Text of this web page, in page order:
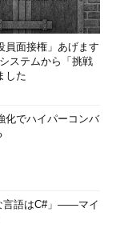
員面接権」あげます
ステムから「挑戦
した
化でハイパーコンバ
言語はC#」――マイ